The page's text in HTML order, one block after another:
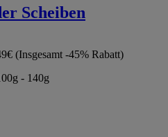
Scheiben
(Insgesamt -45% Rabatt)
- 140g